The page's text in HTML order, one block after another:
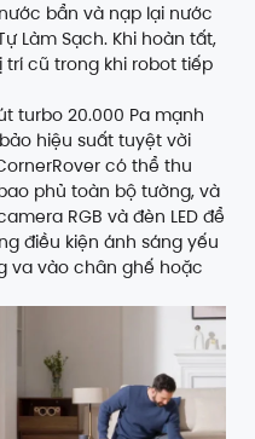
bẩn và nạp lại nước
Làm Sạch. Khi hoàn tất,
cũ trong khi robot tiếp
turbo 20.000 Pa mạnh
hiệu suất tuyệt vời
có thể thu
phủ toàn bộ tường, và
RGB và đèn LED để
điều kiện ánh sáng yếu
va vào chân ghế hoặc